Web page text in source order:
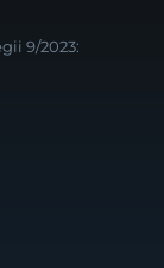
9/2023: